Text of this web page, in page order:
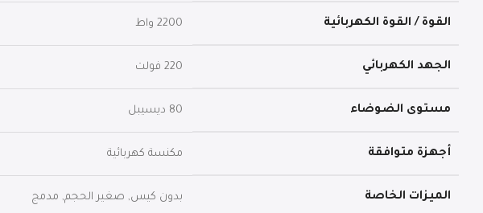
القوة / القوة الكهربائية ‎2200 واط
الجهد الكهربائي ‎220 فولت
مستوى الضوضاء ‎80 ديسيبل
أجهزة متوافقة
الميزات الخاصة